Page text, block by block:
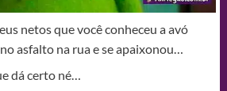
netos que você conheceu a avó
asfalto na rua e se apaixonou…
dá certo né…